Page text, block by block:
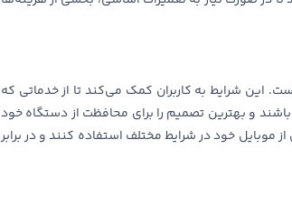
این شرایط به کاربران کمک می‌کند تا از خدماتی که
و بهترین تصمیم را برای محافظت از دستگاه خود
موبایل خود در شرایط مختلف استفاده کنند و در برابر